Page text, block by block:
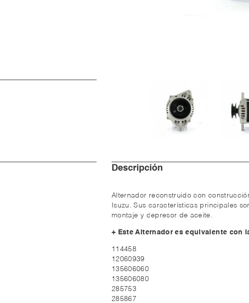
Descripción
Alternador reconstruido con
Isuzu. Sus características principales
montaje y depresor de aceite.
+ Este Alternador es equivalente con
114458
12060939
135606060
135606080
285753
285867